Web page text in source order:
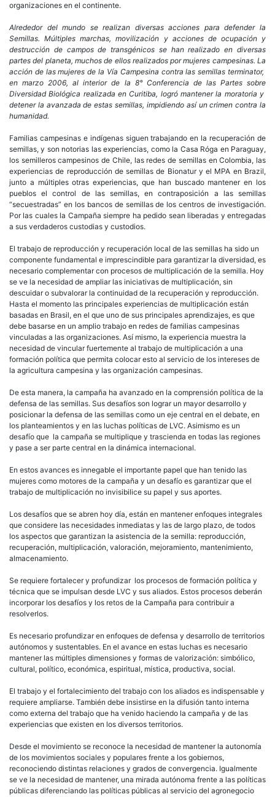
organizaciones en el continente.
Alrededor del mundo se realizan diversas acciones para defender la
Semillas. Múltiples marchas, movilización y acciones de ocupación y
destrucción de campos de transgénicos se han realizado en diversas
partes del planeta, muchos de ellos realizados por mujeres campesinas. La
acción de las mujeres de la Vía Campesina contra las semillas terminator,
en marzo 2006, al interior de la 8° Conferencia de las Partes sobre
Diversidad Biológica realizada en Curitiba, logró mantener la moratoria y
detener la avanzada de estas semillas, impidiendo así un crimen contra la
humanidad.
Familias campesinas e indígenas siguen trabajando en la recuperación de
semillas, y son notorias las experiencias, como la Casa Róga en Paraguay,
los semilleros campesinos de Chile, las redes de semillas en Colombia, las
experiencias de reproducción de semillas de Bionatur y el MPA en Brazil,
junto a múltiples otras experiencias, que han buscado mantener en los
pueblos el control de las semillas, en contraposición a las semillas
“secuestradas” en los bancos de semillas de los centros de investigación.
Por las cuales la Campaña siempre ha pedido sean liberadas y entregadas
a sus verdaderos custodias y custodios.
El trabajo de reproducción y recuperación local de las semillas ha sido un
componente fundamental e imprescindible para garantizar la diversidad, es
necesario complementar con procesos de multiplicación de la semilla. Hoy
se ve la necesidad de ampliar las iniciativas de multiplicación, sin
descuidar o subvalorar la continuidad de la recuperación y reproducción.
Hasta el momento las principales experiencias de multiplicación están
basadas en Brasil, en el que uno de sus principales aprendizajes, es que
debe basarse en un amplio trabajo en redes de familias campesinas
vinculadas a las organizaciones. Así mismo, la experiencia muestra la
necesidad de vincular fuertemente al trabajo de multiplicación a una
formación política que permita colocar esto al servicio de los intereses de
la agricultura campesina y las organización campesinas.
De esta manera, la campaña ha avanzado en la comprensión política de la
defensa de las semillas. Sus desafíos son lograr un mayor desarrollo y
posicionar la defensa de las semillas como un eje central en el debate, en
los planteamientos y en las luchas políticas de LVC. Asimismo es un
desafío que la campaña se multiplique y trascienda en todas las regiones
y pase a ser parte central en la dinámica internacional.
En estos avances es innegable el importante papel que han tenido las
mujeres como motores de la campaña y un desafío es garantizar que el
trabajo de multiplicación no invisibilice su papel y sus aportes.
Los desafíos que se abren hoy día, están en mantener enfoques integrales
que considere las necesidades inmediatas y las de largo plazo, de todos
los aspectos que garantizan la asistencia de la semilla: reproducción,
recuperación, multiplicación, valoración, mejoramiento, mantenimiento,
almacenamiento.
Se requiere fortalecer y profundizar los procesos de formación política y
técnica que se impulsan desde LVC y sus aliados. Estos procesos deberán
incorporar los desafíos y los retos de la Campaña para contribuir a
resolverlos.
Es necesario profundizar en enfoques de defensa y desarrollo de territorios
autónomos y sustentables. En el avance en estas luchas es necesario
mantener las múltiples dimensiones y formas de valorización: simbólico,
cultural, político, económica, espiritual, mística, productiva, social.
El trabajo y el fortalecimiento del trabajo con los aliados es indispensable y
requiere ampliarse. También debe insistirse en la difusión tanto interna
como externa del trabajo que ha venido haciendo la campaña y de las
experiencias que existen en los diversos territorios.
Desde el movimiento se reconoce la necesidad de mantener la autonomía
de los movimientos sociales y populares frente a los gobiernos,
reconociendo distintas relaciones y grados de convergencia. Igualmente
se ve la necesidad de mantener, una mirada autónoma frente a las políticas
públicas diferenciando las políticas públicas al servicio del agronegocio